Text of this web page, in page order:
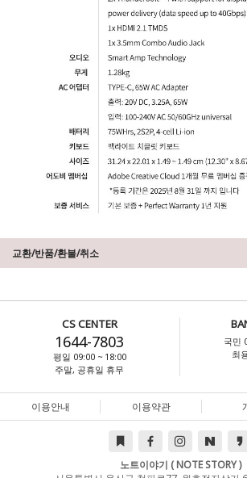
교환/반품/환불/취소
CS CENTER
1644-7803
평일 09:00 ~ 18:00
주말, 공휴일 휴무
국민
최
이용안내 이용약관
노트이야기 ( NOTE STORY )